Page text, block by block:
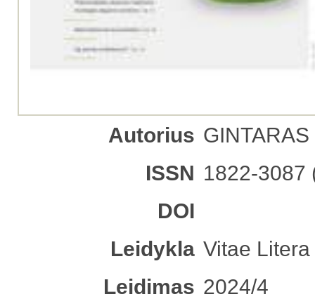
Autorius
ISSN 1822-3087
DOI
Leidykla Vitae
Leidimas 2024/4